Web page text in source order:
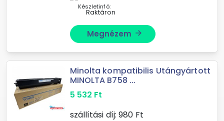
Készletinfó:
Raktáron
Megnézem arrow_forward
Minolta kompatibilis Utángyártott
MINOLTA B758 ...
5 532 Ft
szállítási díj: 980 Ft